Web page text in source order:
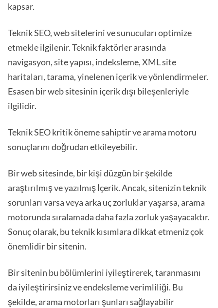
kapsar.
Teknik SEO, web sitelerini ve sunucuları optimize
etmekle ilgilenir. Teknik faktörler arasında
navigasyon, site yapısı, indeksleme, XML site
haritaları, tarama, yinelenen içerik ve yönlendirmeler.
Esasen bir web sitesinin içerik dışı bileşenleriyle
ilgilidir.
Teknik SEO kritik öneme sahiptir ve arama motoru
sonuçlarını doğrudan etkileyebilir.
Bir web sitesinde, bir kişi düzgün bir şekilde
araştırılmış ve yazılmış İçerik. Ancak, sitenizin teknik
sorunları varsa veya arka uç zorluklar yaşarsa, arama
motorunda sıralamada daha fazla zorluk yaşayacaktır.
Sonuç olarak, bu teknik kısımlara dikkat etmeniz çok
önemlidir bir sitenin.
Bir sitenin bu bölümlerini iyileştirerek, taranmasını
da iyileştirirsiniz ve endeksleme verimliliği. Bu
şekilde, arama motorları şunları sağlayabilir